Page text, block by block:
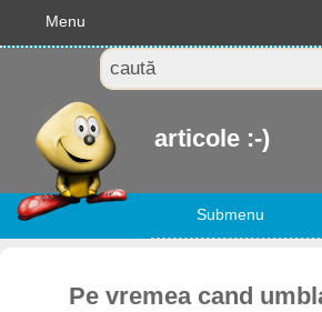
Menu
articole :-)
Submenu
Pe vremea cand